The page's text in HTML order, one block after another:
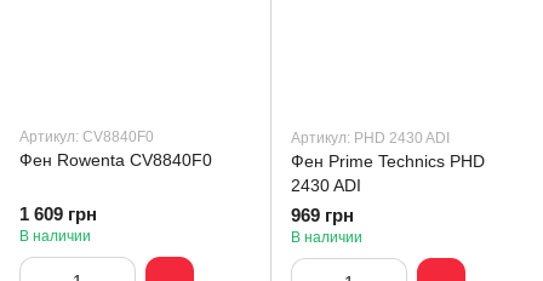
Артикул: CV8840F0
Фен Rowenta CV8840F0
1 609 грн
В наличии
Артикул: PHD 2430 ADI
Фен Prime Technics PHD
2430 ADI
969 грн
В наличии